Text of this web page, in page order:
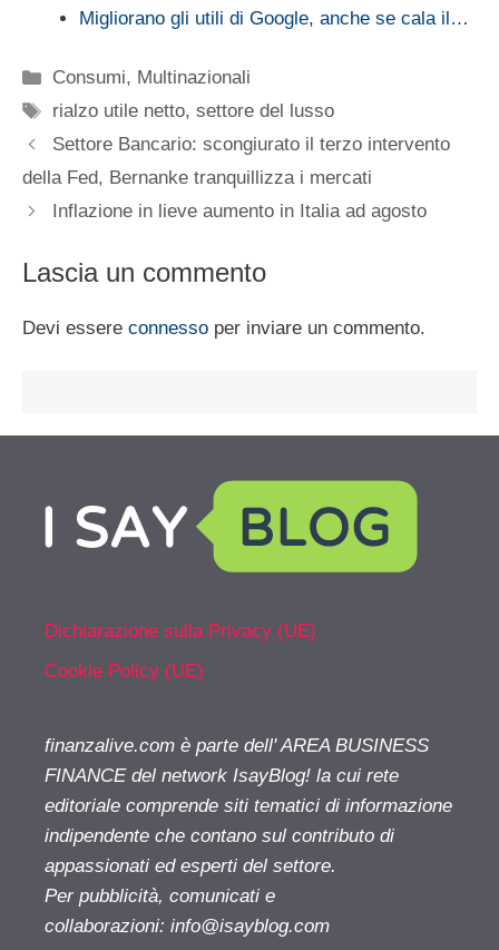
Migliorano gli utili di Google, anche se cala il…
Categorie
Consumi, Multinazionali
Tag
rialzo utile netto,settore del lusso
Settore Bancario: scongiurato il terzo intervento
della Fed, Bernanke tranquillizza i mercati
Inflazione in lieve aumento in Italia ad agosto
Lascia un commento
Devi essere connesso per inviare un commento.
Dichiarazione sulla Privacy (UE)
Cookie Policy (UE)
finanzalive.com è parte dell' AREA BUSINESS
FINANCE del network IsayBlog! la cui rete
editoriale comprende siti tematici di informazione
indipendente che contano sul contributo di
appassionati ed esperti del settore.
Per pubblicità, comunicati e
collaborazioni: info@isayblog.com